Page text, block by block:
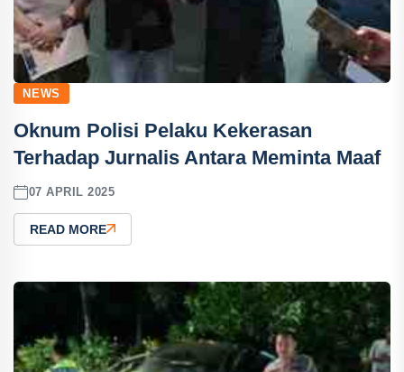
NEWS
Oknum Polisi Pelaku Kekerasan
Terhadap Jurnalis Antara Meminta Maaf
07 APRIL 2025
READ MORE